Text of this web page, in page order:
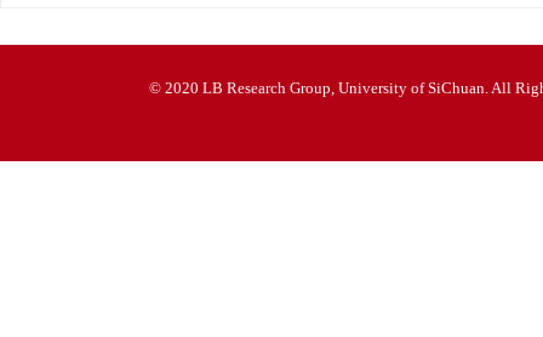
© 2020 LB Research Group, University of SiChuan. All